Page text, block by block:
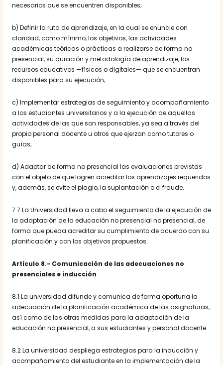
necesarios que se encuentren disponibles;
b) Definir la ruta de aprendizaje, en la cual se enuncie con
claridad, como mínimo, los objetivos, las actividades
académicas teóricas o prácticas a realizarse de forma no
presencial, su duración y metodología de aprendizaje, los
recursos educativos —físicos o digitales— que se encuentran
disponibles para su ejecución;
c) Implementar estrategias de seguimiento y acompañamiento
a los estudiantes universitarios y a la ejecución de aquellas
actividades de las que son responsables, ya sea a través del
propio personal docente u otros que ejerzan como tutores o
guías;
d) Adaptar de forma no presencial las evaluaciones previstas
con el objeto de que logren acreditar los aprendizajes requeridos
y, además, se evite el plagio, la suplantación o el fraude.
7.7 La Universidad lleva a cabo el seguimiento de la ejecución de
la adaptación de la educación no presencial no presencial, de
forma que pueda acreditar su cumplimiento de acuerdo con su
planificación y con los objetivos propuestos.
Artículo 8.- Comunicación de las adecuaciones no
presenciales e inducción
8.1 La universidad difunde y comunica de forma oportuna la
adecuación de la planificación académica de las asignaturas,
así como de las otras medidas para la adaptación de la
educación no presencial, a sus estudiantes y personal docente.
8.2 La universidad despliega estrategias para la inducción y
acompañamiento del estudiante en la implementación de la